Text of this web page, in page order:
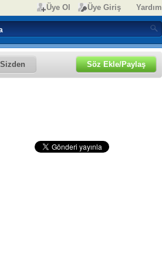
Üye Ol Üye Giriş Yardım
Sizden Söz Ekle/Paylaş